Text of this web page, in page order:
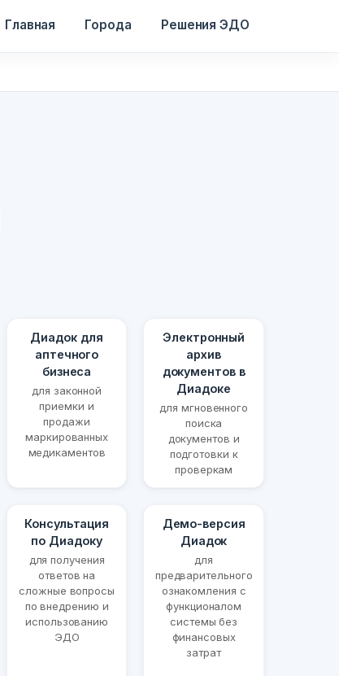
Главная Города Решения ЭДО
Диадок для
аптечного
бизнеса
для законной
приемки и
продажи
маркированных
медикаментов
Электронный
архив
документов в
Диадоке
для мгновенного
поиска
документов и
подготовки к
проверкам
Консультация
по Диадоку
для получения
ответов на
сложные вопросы
по внедрению и
использованию
ЭДО
Демо-версия
Диадок
для
предварительного
ознакомления с
функционалом
системы без
финансовых
затрат